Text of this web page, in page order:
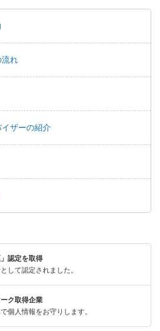
流れ
ザーの紹介
」認定を取得
して認定されました。
ク取得企業
個人情報をお守りします。